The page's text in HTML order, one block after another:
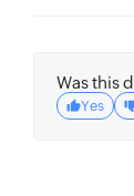
Was this
Yes